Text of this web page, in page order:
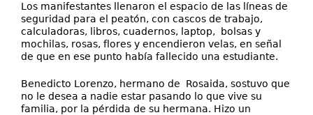
Los manifestantes llenaron el espacio de las líneas de
seguridad para el peatón, con cascos de trabajo,
calculadoras, libros, cuadernos, laptop, bolsas y
mochilas, rosas, flores y encendieron velas, en señal
de que en ese punto había fallecido una estudiante.
Benedicto Lorenzo, hermano de Rosaida, sostuvo que
no le desea a nadie estar pasando lo que vive su
familia, por la pérdida de su hermana. Hizo un